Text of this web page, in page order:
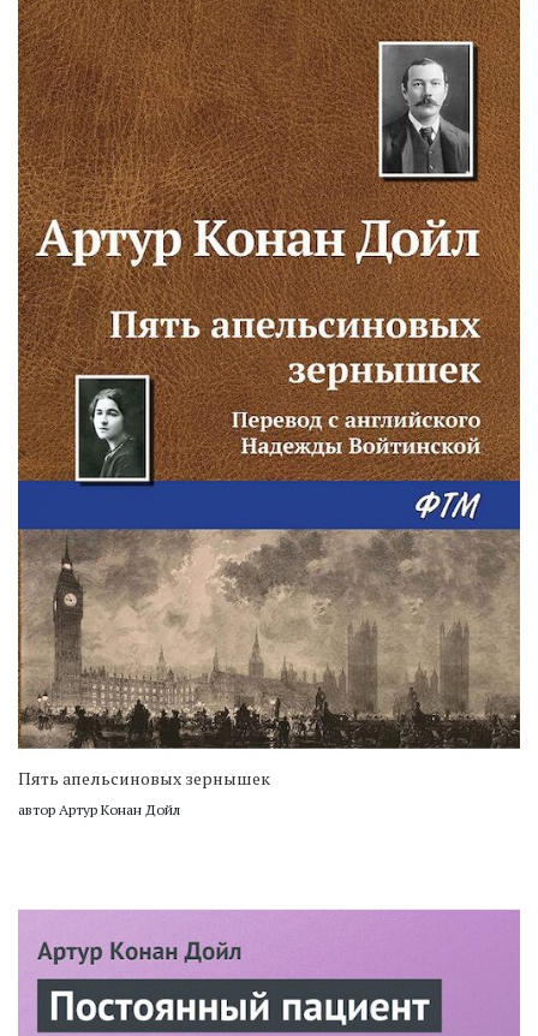
Пять апельсиновых зернышек
автор Артур Конан Дойл